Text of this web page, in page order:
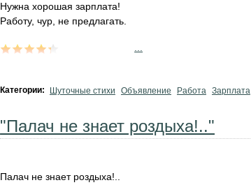
Нужна хорошая зарплата!
Работу, чур, не предлагать.
Категории: Шуточные стихи Объявление Работа Зарплата
"Палач не знает роздыха!.."
Палач не знает роздыха!..